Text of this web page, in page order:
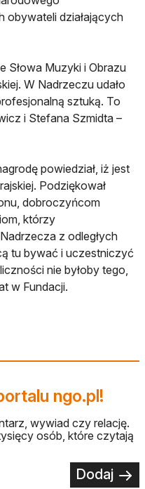
obywateli działających
Słowa Muzyki i Obrazu
W Nadrzeczu udało
sztuką. To
i Stefana Szmidta –
powiedział, iż jest
Podziękował
dobroczyńcom
którzy
z odległych
tu bywać i uczestniczyć
nie byłoby tego,
w Fundacji.
ngo.pl!
wywiad czy relację.
osób, które czytają
Dodaj